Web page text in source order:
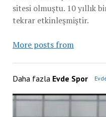
sitesi olmuştu. 10 yıllık
tekrar etkinleşmiştir.
More posts from
Daha fazla Evde Spor